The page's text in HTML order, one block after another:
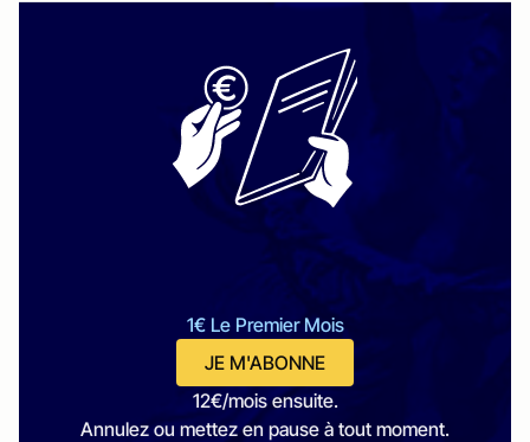
1€ Le Premier Mois
JE M'ABONNE
12€/mois ensuite.
Annulez ou mettez en pause à tout moment.